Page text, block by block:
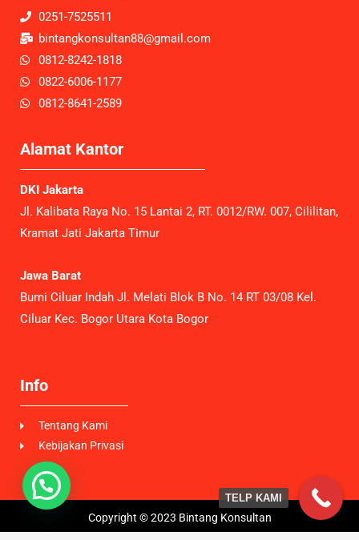
0251-7525511
bintangkonsultan88@gmail.com
0812-8242-1818
0822-6006-1177
0812-8641-2589
Alamat Kantor
DKI Jakarta
Jl. Kalibata Raya No. 15 Lantai 2, RT. 0012/RW. 007, Cililitan,
Kramat Jati Jakarta Timur
Jawa Barat
Bumi Ciluar Indah Jl. Melati Blok B No. 14 RT 03/08 Kel.
Ciluar Kec. Bogor Utara Kota Bogor
Info
Tentang Kami
Kebijakan Privasi
Copyright © 2023 Bintang Konsultan
TELP KAMI